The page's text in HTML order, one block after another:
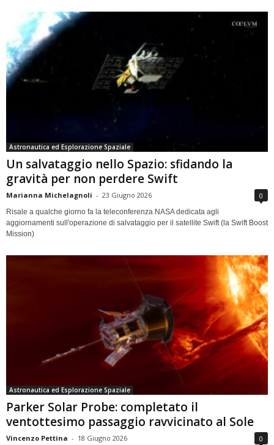
Astronautica ed Esplorazione Spaziale
Un salvataggio nello Spazio: sfidando la
gravità per non perdere Swift
Marianna Michelagnoli - 23 Giugno 2026 0
Risale a qualche giorno fa la teleconferenza NASA dedicata agli
aggiornamenti sull'operazione di salvataggio per il satellite Swift (la Swift Boost
Mission)
Astronautica ed Esplorazione Spaziale
Parker Solar Probe: completato il
ventottesimo passaggio ravvicinato al Sole
Vincenzo Pettina - 18 Giugno 2026 0